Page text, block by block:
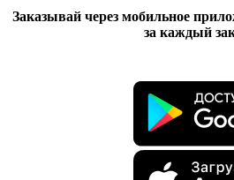
Заказывай через мобильное
за каждый